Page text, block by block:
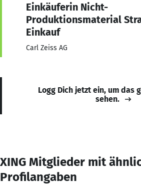
Einkäuferin Nicht-
Produktionsmaterial
Einkauf
Carl Zeiss AG
Logg Dich jetzt ein, um das
sehen.
XING Mitglieder mit
Profilangaben